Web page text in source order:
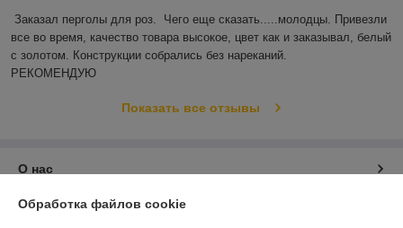
Заказал перголы для роз.  Чего еще сказать.....молодцы. Привезли
все во время, качество товара высокое, цвет как и заказывал, белый
с золотом. Конструкции собрались без нареканий.
РЕКОМЕНДУЮ
Показать все отзывы
О нас
Контакты
Обработка файлов cookie